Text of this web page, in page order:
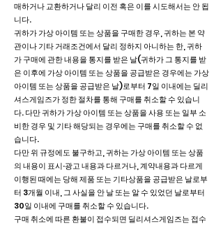
매하거나 교환하거나 달리 이전 혹은 이를 시도해서는 안 됩
니다.
귀하가 가상 아이템 또는 상품을 구매한 경우, 귀하는 본 약
관이나 기타 거래조건에서 달리 정하지 아니하는 한, 귀하
가 구매에 관한 내용을 통지를 받은 날(귀하가 그 통지를 받
은 이후에 가상 아이템 또는 상품을 공급받은 경우에는 가상
아이템 또는 상품을 공급받은 날)로부터 7일 이내에는 딜리
셔스게임즈가 정한 절차를 통해 구매를 취소할 수 있습니
다. 다만 귀하가 가상 아이템 또는 상품을 사용 또는 일부 소
비한 경우 및 기타 해당되는 경우에는 구매를 취소할 수 없
습니다.
다만 위 규정에도 불구하고, 귀하는 가상 아이템 또는 상품
의 내용이 표시·광고 내용과 다르거나, 계약내용과 다르게
이행된 때에는 당해 제품 또는 기타상품을 공급받은 날로부
터 3개월 이내, 그 사실을 안 날 또는 알 수 있었던 날로부터
30일 이내에 구매를 취소할 수 있습니다.
구매 취소에 따른 환불이 접수되면 딜리셔스게임즈는 접수